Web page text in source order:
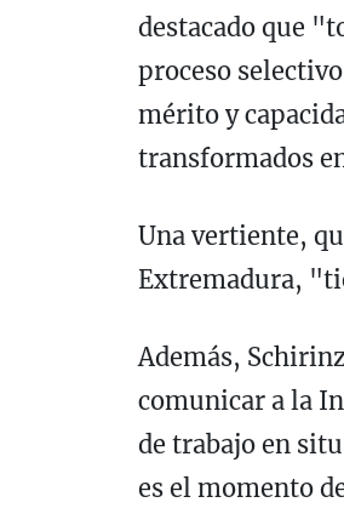
destacado que
proceso
mérito y
transformados
Una vertiente,
Extremadura,
Además,
comunicar a la
de trabajo en
es el momento